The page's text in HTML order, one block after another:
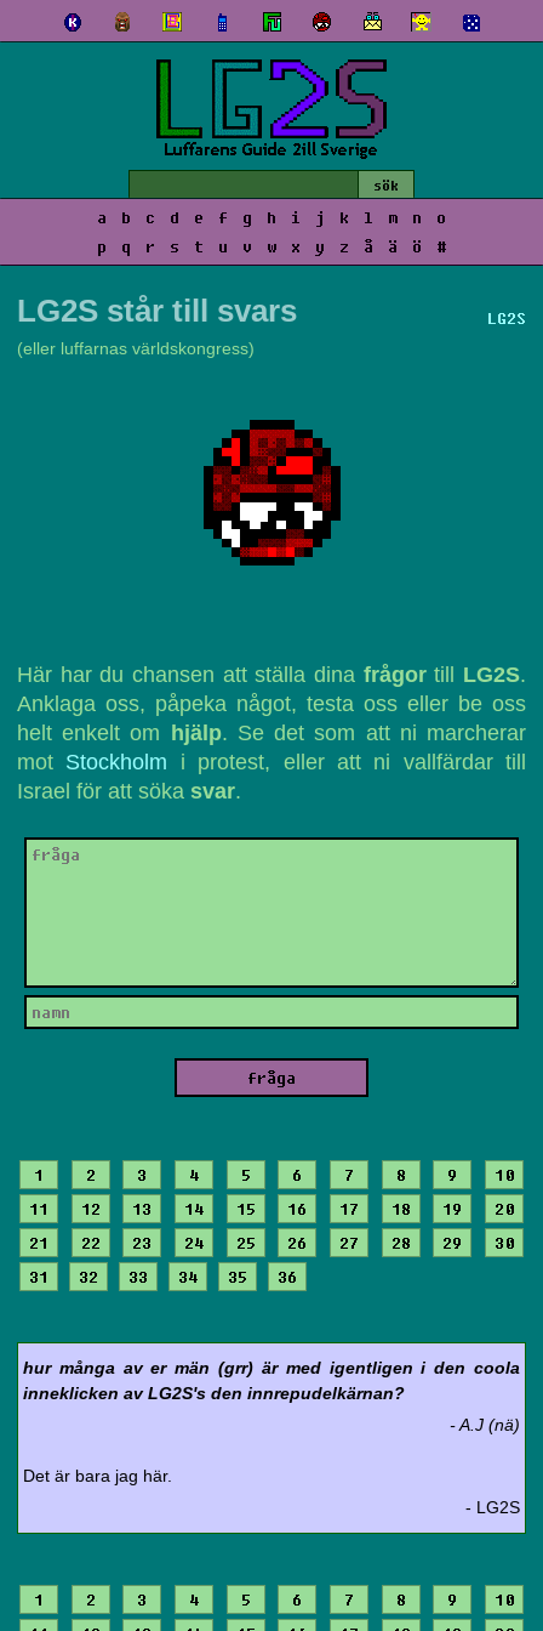
a b c d e f g h i j k l m n
o
p
q r s t u v w x y z å ä ö #
LG2S
LG2S står till svars
(eller luffarnas världskongress)
Här har du chansen att ställa dina frågortill LG2S.
Anklaga oss, påpeka något, testa oss eller be oss
helt enkelt om
hjälp. Se det som att ni marcherar
mot Stockholm i protest, eller att ni vallfärdar till
Israel för att söka svar.
1 2 3 4 5 6 7 8 9
10
11
12 13 14 15 16 17 18 19
20
21
22 23 24 25 26 27 28 29
30
31
32 33 34 35 36
hur många av er män (grr) är med igentligen i den coola
inneklicken av LG2S's den innrepudelkärnan?
- A.J (nä)
Det är bara jag här.
- LG2S
1 2 3 4 5 6 7 8 9
10